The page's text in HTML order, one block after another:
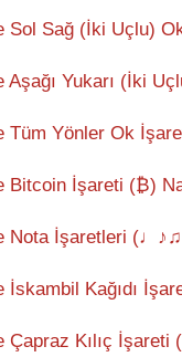
Sol Sağ (İki Uçlu)
Aşağı Yukarı (İki
Tüm Yönler Ok
Bitcoin İşareti (₿)
Nota İşaretleri
İskambil Kağıdı
Çapraz Kılıç İşareti